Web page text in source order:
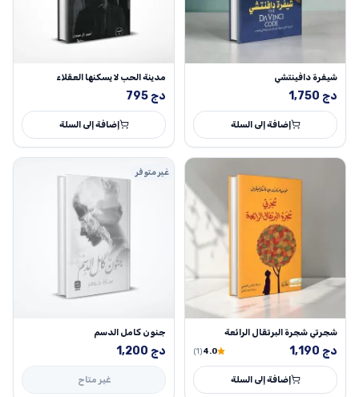
شيفرة دافينتشي
1,750 دج
إضافة إلى السلة
مدينة الحب لا يسكنها العقلاء
795 دج
إضافة إلى السلة
شجرتي شجرة البرتقال الرائعة
1,190 دج 4.0
(1)
إضافة إلى السلة
غير متوفر
جنون كامل الدسم
1,200 دج
غير متاح